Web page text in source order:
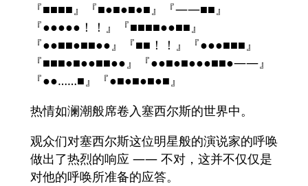
『■■■■』『■●■●■●■』『――■■』
『●●●●●！！』『■■■■●●■■』
『●●■■●■■●●』『■■！！』『●●●■■■』
『■■■●■●●■■●●』『●●■●■●●●■■●――』
『●●……■』『●■●■●■●■』
热情如澜潮般席卷入塞西尔斯的世界中。
观众们对塞西尔斯这位明星般的演说家的呼唤
做出了热烈的响应 —— 不对，这并不仅仅是
对他的呼唤所准备的应答。